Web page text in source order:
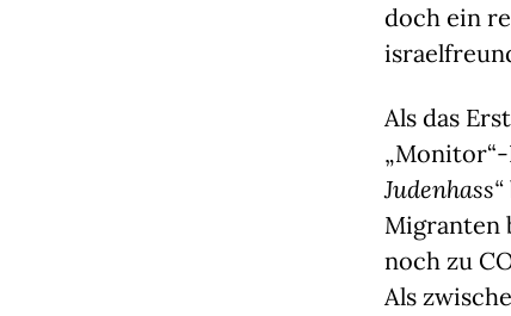
doch ein
Als das
Judenhass“
Migranten
noch zu
Als